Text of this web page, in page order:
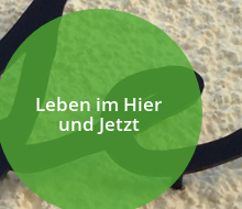
Leben im Hier
und Jetzt